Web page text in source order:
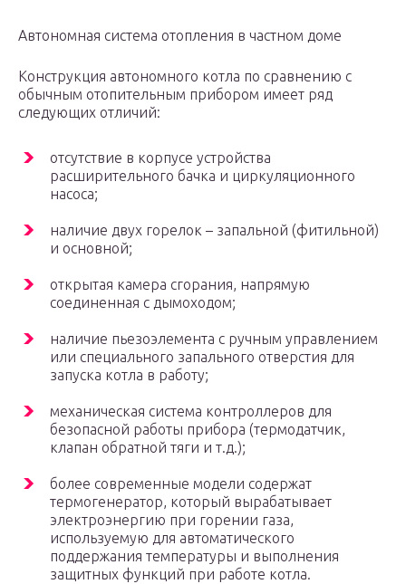
Автономная система отопления в частном доме
Конструкция автономного котла по сравнению с
обычным отопительным прибором имеет ряд
следующих отличий:
отсутствие в корпусе устройства
расширительного бачка и циркуляционного
насоса;
наличие двух горелок – запальной (фитильной)
и основной;
открытая камера сгорания, напрямую
соединенная с дымоходом;
наличие пьезоэлемента с ручным управлением
или специального запального отверстия для
запуска котла в работу;
механическая система контроллеров для
безопасной работы прибора (термодатчик,
клапан обратной тяги и т.д.);
более современные модели содержат
термогенератор, который вырабатывает
электроэнергию при горении газа,
используемую для автоматического
поддержания температуры и выполнения
защитных функций при работе котла.